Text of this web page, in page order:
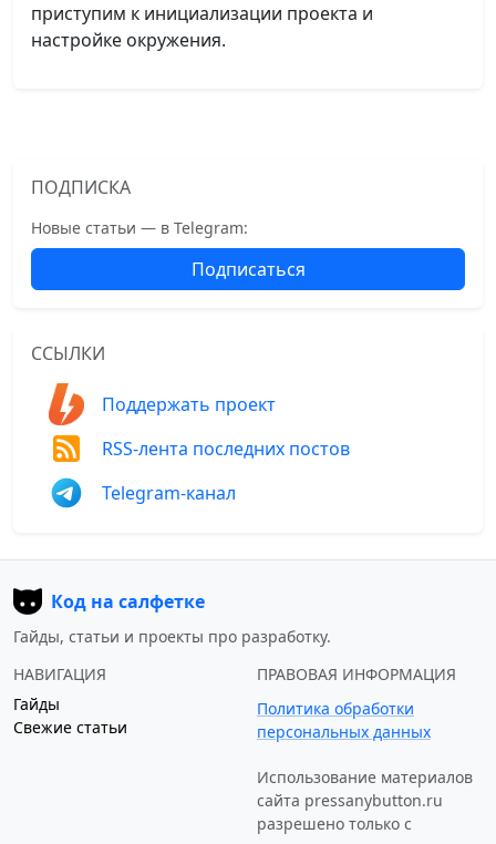
приступим к инициализации проекта и
настройке окружения.
ПОДПИСКА
Новые статьи — в Telegram:
Подписаться
ССЫЛКИ
Поддержать проект
RSS-лента последних постов
Telegram-канал
Код на салфетке
Гайды, статьи и проекты про разработку.
НАВИГАЦИЯ
Гайды
Свежие статьи
ПРАВОВАЯ ИНФОРМАЦИЯ
Политика обработки
персональных данных
Использование материалов
сайта pressanybutton.ru
разрешено только c